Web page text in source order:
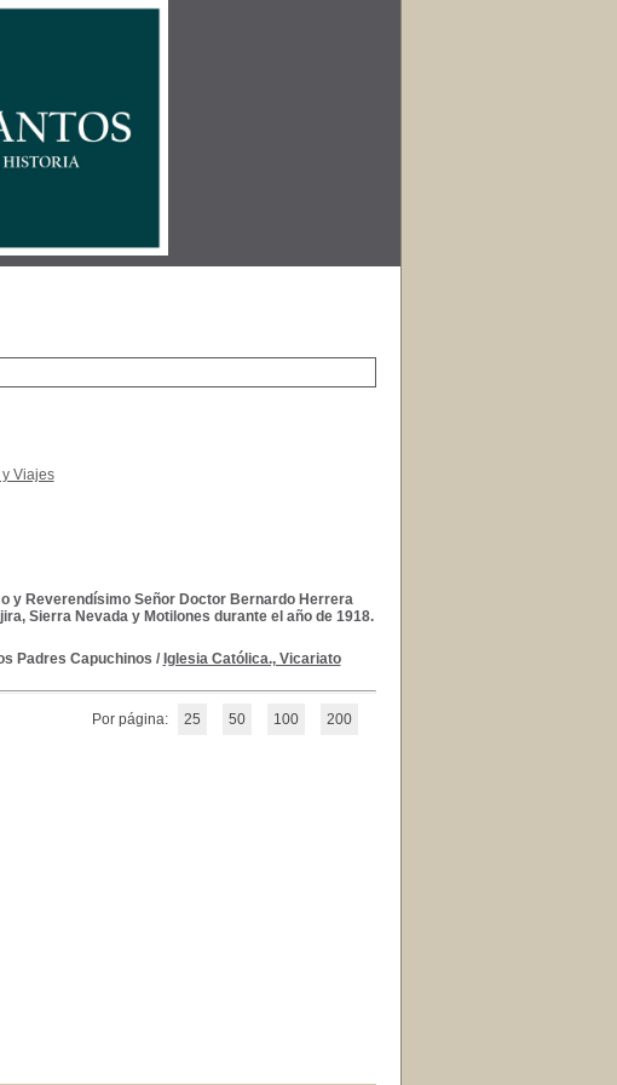
Viajes
y Reverendísimo Señor Doctor Bernardo Herrera
Sierra Nevada y Motilones durante el año de 1918.
Padres Capuchinos / Iglesia Católica., Vicariato
Por página: 25 50 100 200